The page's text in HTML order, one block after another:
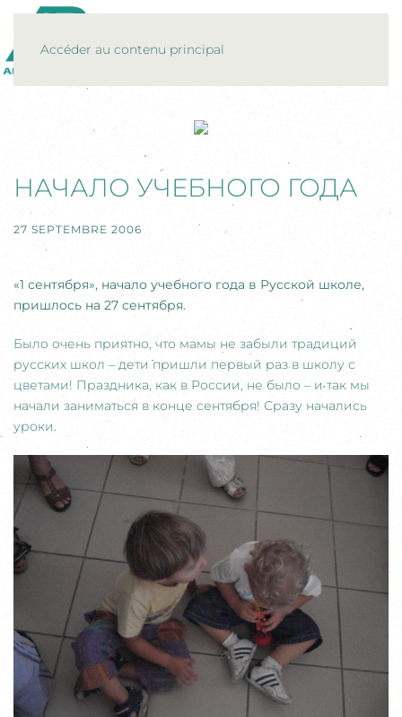
Accéder au contenu principal
НАЧАЛО УЧЕБНОГО ГОДА
27 SEPTEMBRE 2006
«1 сентября», начало учебного года в Русской школе,
пришлось на 27 сентября.
Было очень приятно, что мамы не забыли традиций
русских школ – дети пришли первый раз в школу с
цветами! Праздника, как в России, не было – и так мы
начали заниматься в конце сентября! Сразу начались
уроки.